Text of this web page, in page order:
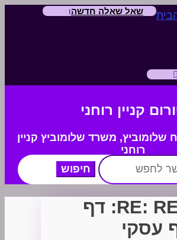
שאל שאלה חדשה
קניין רוחני
שלומוביץ, משרד שלומוביץ קניין
רוחני
RE: RE: RE: RE: דף
עסקי